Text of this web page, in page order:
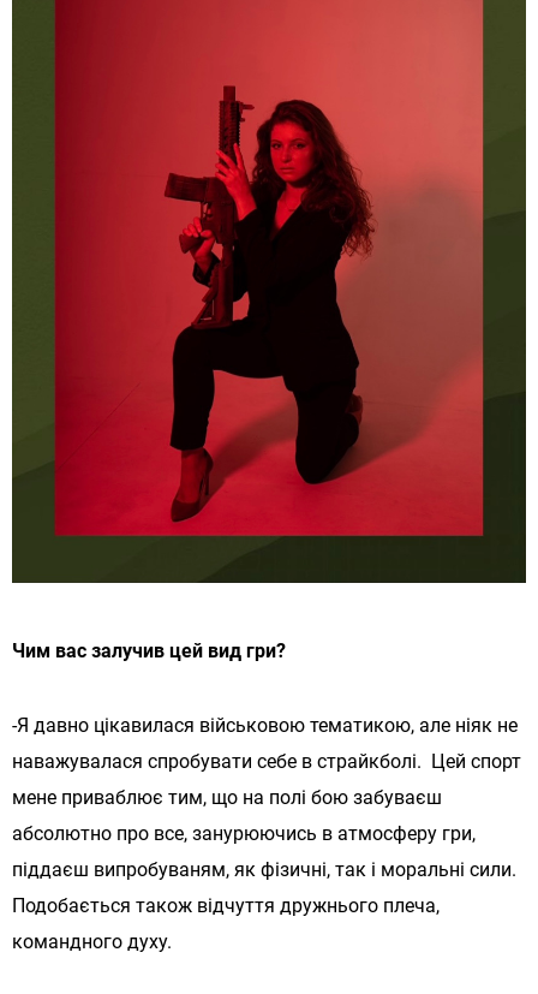
Чим вас залучив цей вид гри?
-Я давно цікавилася військовою тематикою, але ніяк не
наважувалася спробувати себе в страйкболі. Цей спорт
мене приваблює тим, що на полі бою забуваєш
абсолютно про все, занурюючись в атмосферу гри,
піддаєш випробуваням, як фізичні, так і моральні сили.
Подобається також відчуття дружнього плеча,
командного духу.